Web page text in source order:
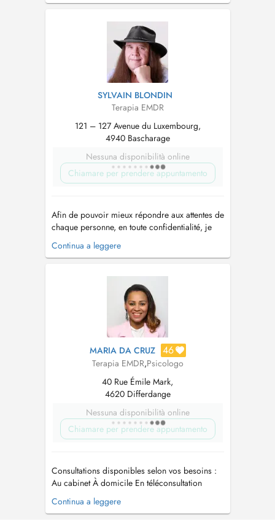
SYLVAIN BLONDIN
Terapia EMDR
121 – 127 Avenue du Luxembourg,
4940 Bascharage
Nessuna disponibilità online
Chiamare per prendere appuntamento
Afin de pouvoir mieux répondre aux attentes de
chaque personne, en toute confidentialité, je
propose des programmes
individualisés, adaptés et évolutifs en tenant
avoir mené une anamnèse. L'alternance et
l'association de mes différentes compétence...
Continua a leggere
MARIA DA CRUZ 46
Terapia EMDR,Psicologo
40 Rue Émile Mark,
4620 Differdange
Nessuna disponibilità online
Chiamare per prendere appuntamento
Consultations disponibles selon vos besoins :
Au cabinet À domicile En téléconsultation
(consultation en ligne via Doctena)
Psychologue spécialisée en Psychologie du
Continua a leggere